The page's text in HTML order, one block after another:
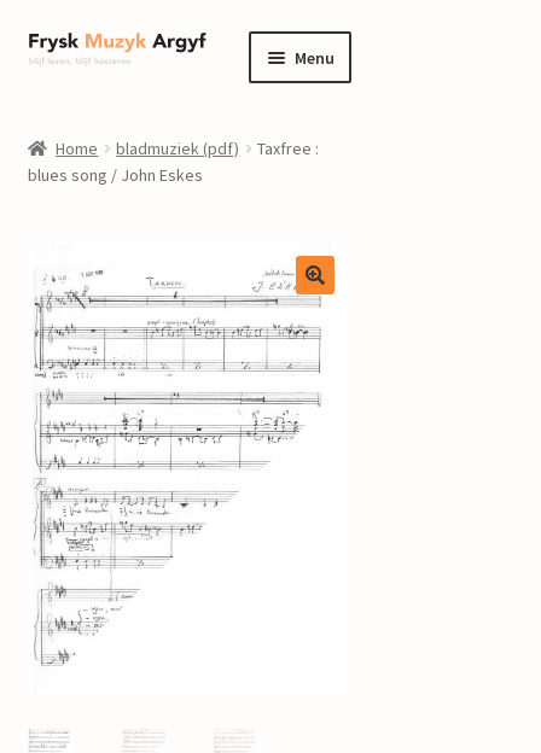
Ga
door
navigatie
Ga
naar
inhoud
Menu
informatie
uitvouwen
Componisten
nieuws
events
contact
mijn account
Home bladmuziek (pdf)
Taxfree :
blues song / John Eskes